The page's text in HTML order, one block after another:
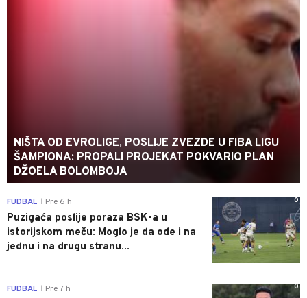
NIŠTA OD EVROLIGE, POSLIJE ZVEZDE U FIBA LIGU
ŠAMPIONA: PROPALI PROJEKAT POKVARIO PLAN
DŽOELA BOLOMBOJA
0
FUDBAL Pre 6 h
Puzigaća poslije poraza BSK-a u
istorijskom meču: Moglo je da ode i na
jednu i na drugu stranu...
0
FUDBAL Pre 7 h